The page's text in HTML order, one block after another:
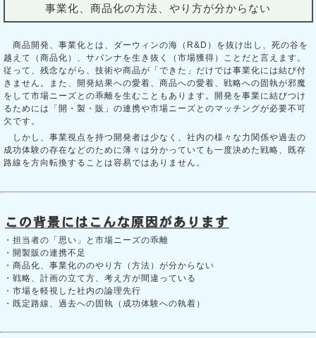
事業化、商品化の方法、やり方が分からない
商品開発、事業化とは、ダーウィンの海（R&D）を抜け出し、死の谷を
越えて（商品化）、サバンナを生き抜く（市場獲得）ことだと言えます。
従って、残念ながら、技術や商品が「できた」だけでは事業化には結び付
きません。また、開発結果への愛着、商品への愛着、戦略への固執が邪魔
をして市場ニーズとの乖離を生むこともあります。開発を事業に結びつけ
るためには「開・製・販」の連携や市場ニーズとのマッチングが必要不可
欠です。
しかし、事業視点を持つ開発者は少なく、社内の様々な力関係や過去の
成功体験の存在などのために薄々は分かっていても一度決めた戦略、既存
路線を方向転換することは容易ではありません。
・担当者の「思い」と市場ニーズの乖離
・開製販の連携不足
・商品化、事業化ののやり方（方法）が分からない
・戦略、計画の立て方、考え方が間違っている
・市場を軽視した社内の論理先行
・既定路線、過去への固執（成功体験への執着）